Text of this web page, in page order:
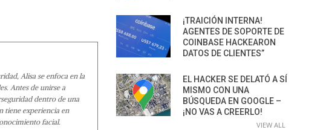
Alisa se enfoca en la
Antes de unirse a
dentro de una
tiene experiencia en
facial.
¡TRAICIÓN INTERNA!
AGENTES DE SOPORTE DE
COINBASE HACKEARON
DATOS DE CLIENTES”
EL HACKER SE DELATÓ A SÍ
MISMO CON UNA
BÚSQUEDA EN GOOGLE –
¡NO VAS A CREERLO!
VIEW ALL